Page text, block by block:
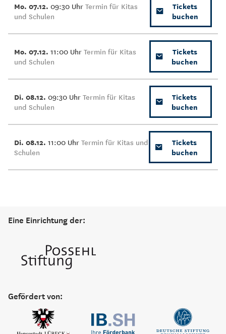
Mo. 07.12. 09:30 UhrTermin für Kitas
und Schulen
Tickets
buchen
Mo. 07.12. 11:00 UhrTermin für Kitas
und Schulen
Tickets
buchen
Di. 08.12. 09:30 UhrTermin für Kitas
und Schulen
Tickets
buchen
Di. 08.12. 11:00 UhrTermin für Kitas und
Schulen
Tickets
buchen
Eine Einrichtung der:
Gefördert von: